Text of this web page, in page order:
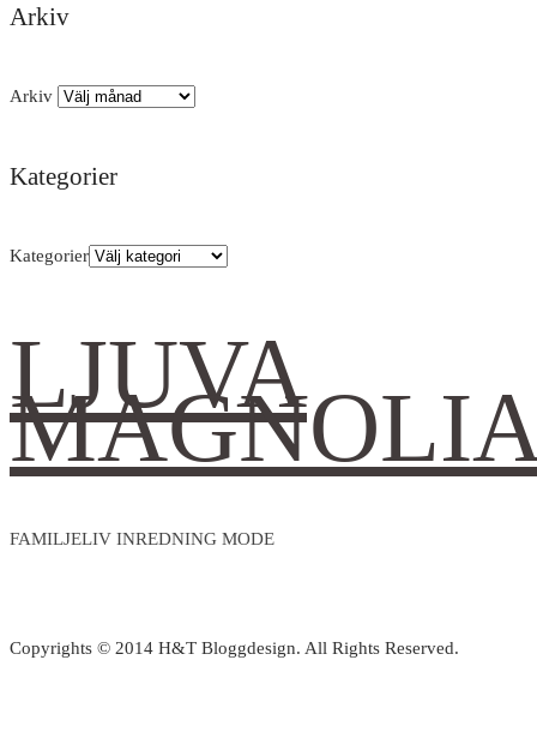
Arkiv
Arkiv
Kategorier
Kategorier
LJUVA
FAMILJELIV INREDNING MODE
Copyrights © 2014 H&T Bloggdesign. All Rights Reserved.